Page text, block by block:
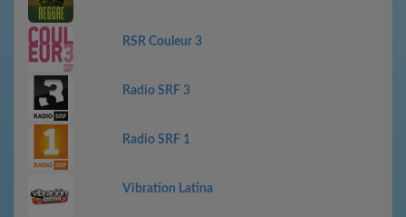
RSR Couleur 3
Radio SRF 3
Radio SRF 1
Vibration Latina